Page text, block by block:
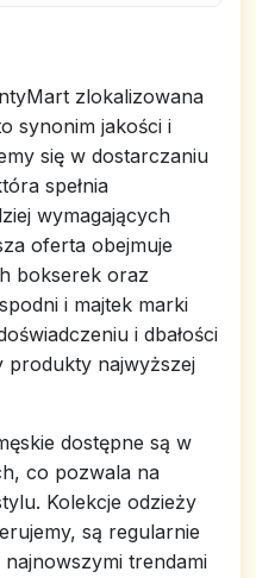
zlokalizowana
synonim jakości i
się w dostarczaniu
spełnia
wymagających
oferta obejmuje
bokserek oraz
i majtek marki
i dbałości
produkty najwyższej
dostępne są w
co pozwala na
Kolekcje odzieży
są regularnie
trendami